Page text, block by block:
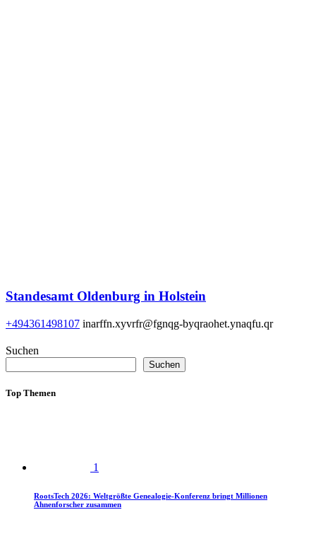
Standesamt Oldenburg in Holstein
+494361498107 inarffn.xyvrfr@fgnqg-byqraohet.ynaqfu.qr
Suchen
Suchen
Top Themen
1
RootsTech 2026: Weltgrößte Genealogie-Konferenz bringt Millionen
Ahnenforscher zusammen